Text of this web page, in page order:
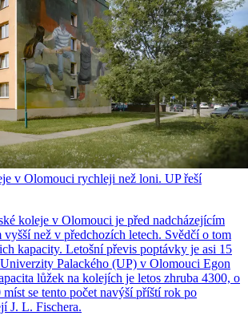
v Olomouci rychleji než loni. UP řeší
koleje v Olomouci je před nadcházejícím
než v předchozích letech. Svědčí o tom
kapacity. Letošní převis poptávky je asi 15
Palackého (UP) v Olomouci Egon
lůžek na kolejích je letos zhruba 4300, o
se tento počet navýší příští rok po
J. L. Fischera.